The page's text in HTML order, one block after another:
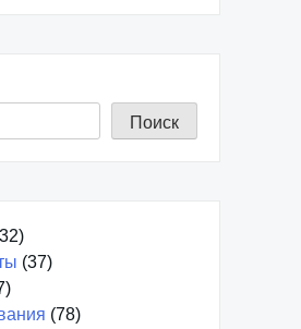
Поиск
(37)
(78)